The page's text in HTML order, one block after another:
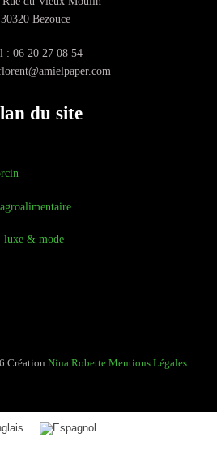
30320 Bezouce
: 06 20 27 08 54
du site
luxe & mode
Création Nina Robette Mentions Légales